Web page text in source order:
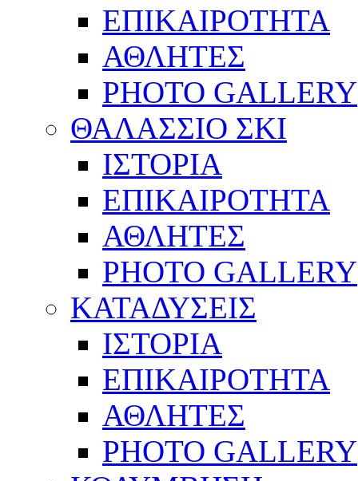
ΕΠΙΚΑΙΡΟΤΗΤΑ
ΑΘΛΗΤΕΣ
PHOTO GALLERY
ΘΑΛΑΣΣΙΟ ΣΚΙ
ΙΣΤΟΡΙΑ
ΕΠΙΚΑΙΡΟΤΗΤΑ
ΑΘΛΗΤΕΣ
PHOTO GALLERY
ΚΑΤΑΔΥΣΕΙΣ
ΙΣΤΟΡΙΑ
ΕΠΙΚΑΙΡΟΤΗΤΑ
ΑΘΛΗΤΕΣ
PHOTO GALLERY